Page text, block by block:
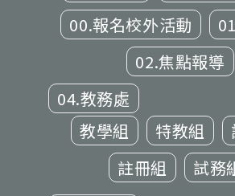
00.報名校外活動
02.焦點報導
04.教務處
教學組
特教組
註冊組
試務